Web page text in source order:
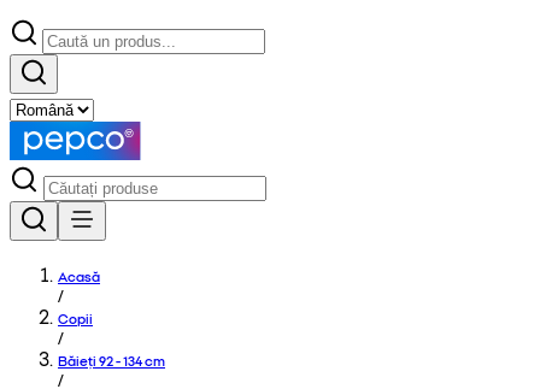
Acasă
/
Copii
/
Băieți 92 - 134 cm
/